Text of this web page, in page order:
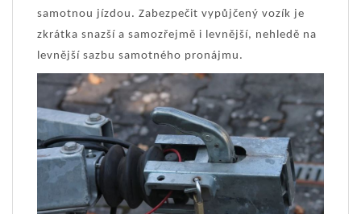
samotnou jízdou. Zabezpečit vypůjčený vozík je
zkrátka snazší a samozřejmě i levnější, nehledě na
levnější sazbu samotného pronájmu.